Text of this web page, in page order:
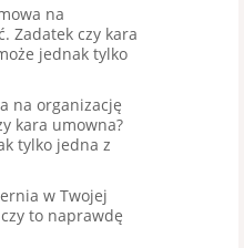
na
Zadatek czy kara
jednak tylko
na organizację
kara umowna?
tylko jedna z
w Twojej
to naprawdę